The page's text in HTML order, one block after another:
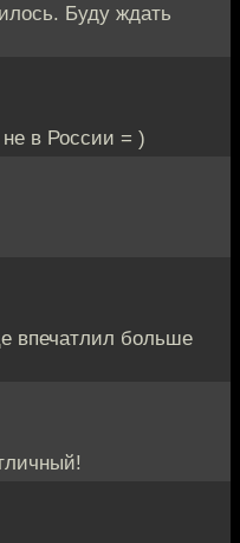
Буду ждать
в России = )
впечатлил больше